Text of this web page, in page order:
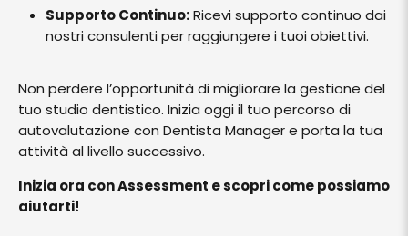
Supporto Continuo:Ricevi supporto continuo dai
nostri consulenti per raggiungere i tuoi obiettivi.
Non perdere l’opportunità di migliorare la gestione del
tuo studio dentistico. Inizia oggi il tuo percorso di
autovalutazione con Dentista Manager e porta la tua
attività al livello successivo.
Inizia ora con Assessment e scopri come possiamo
aiutarti!